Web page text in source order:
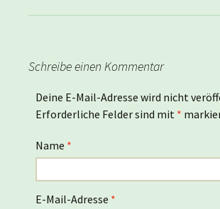
Schreibe einen Kommentar
Deine E-Mail-Adresse wird nicht
Erforderliche Felder sind mit *
Name *
E-Mail-Adresse *